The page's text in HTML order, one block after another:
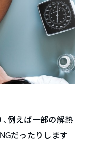
例えば一部の解熱
だったりします